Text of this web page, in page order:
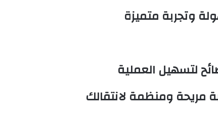
وتجربة متميزة
لتسهيل العملية
مريحة ومنظمة لانتقالك